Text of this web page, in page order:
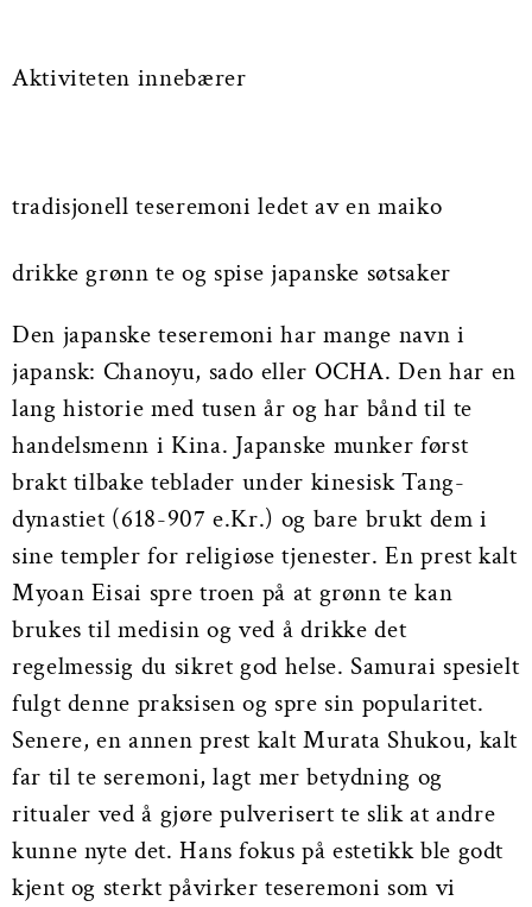
Aktiviteten innebærer
tradisjonell teseremoni ledet av en maiko
drikke grønn te og spise japanske søtsaker
Den japanske teseremoni har mange navn i
japansk: Chanoyu, sado eller OCHA. Den har en
lang historie med tusen år og har bånd til te
handelsmenn i Kina. Japanske munker først
brakt tilbake teblader under kinesisk Tang-
dynastiet (618-907 e.Kr.) og bare brukt dem i
sine templer for religiøse tjenester. En prest kalt
Myoan Eisai spre troen på at grønn te kan
brukes til medisin og ved å drikke det
regelmessig du sikret god helse. Samurai spesielt
fulgt denne praksisen og spre sin popularitet.
Senere, en annen prest kalt Murata Shukou, kalt
far til te seremoni, lagt mer betydning og
ritualer ved å gjøre pulverisert te slik at andre
kunne nyte det. Hans fokus på estetikk ble godt
kjent og sterkt påvirker teseremoni som vi